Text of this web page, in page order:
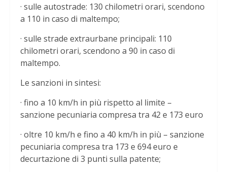
· sulle autostrade: 130 chilometri orari, scendono
a 110 in caso di maltempo;
· sulle strade extraurbane principali: 110
chilometri orari, scendono a 90 in caso di
maltempo.
Le sanzioni in sintesi:
· fino a 10 km/h in più rispetto al limite –
sanzione pecuniaria compresa tra 42 e 173 euro
· oltre 10 km/h e fino a 40 km/h in più – sanzione
pecuniaria compresa tra 173 e 694 euro e
decurtazione di 3 punti sulla patente;